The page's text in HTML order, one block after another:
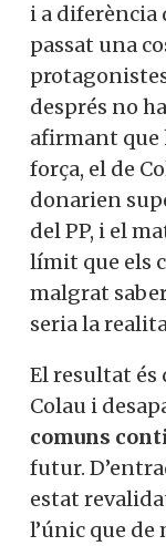
i a diferència
passat una
després no
afirmant que
força, el de
donarien
del PP, i el
límit que els
malgrat
seria la
El resultat és
Colau i
comuns
futur.
estat
l’únic que